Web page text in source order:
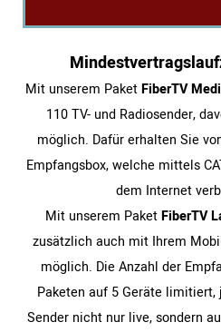
Mit unserem PaketFiberTV
110 TV- und Radiosender,
möglich. Dafür erhalten Sie
Empfangsbox, welche mittels
dem Internet
Mit unserem PaketFiberTV
zusätzlich auch mit Ihrem
möglich. Die Anzahl der
Paketen auf 5 Geräte limitiert,
Sender nicht nur live, sondern